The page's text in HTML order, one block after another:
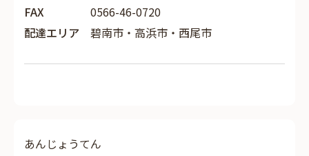
FAX
0566-46-0720
配達エリア
碧南市・高浜市・西尾市
あんじょうてん